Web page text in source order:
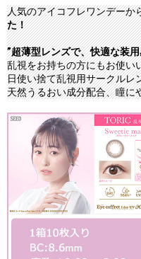
人気のアイコフレワンデーか
た！
”超薄型レンズで、快適な装用
乱視をお持ちの方にもお使い
日使い捨て乱視用サークルレ
天然うるおい成分配合、瞳に